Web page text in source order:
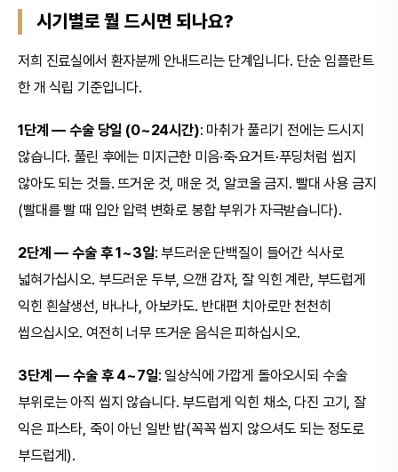
시기별로 뭘 드시면 되나요?
저희 진료실에서 환자분께 안내드리는 단계입니다. 단순 임플란트
한 개 식립 기준입니다.
1단계 — 수술 당일 (0~24시간): 마취가 풀리기 전에는 드시지
않습니다. 풀린 후에는 미지근한 미음·죽·요거트·푸딩처럼 씹지
않아도 되는 것들. 뜨거운 것, 매운 것, 알코올 금지. 빨대 사용 금지
(빨대를 빨 때 입안 압력 변화로 봉합 부위가 자극받습니다).
2단계 — 수술 후 1~3일: 부드러운 단백질이 들어간 식사로
넓혀가십시오. 부드러운 두부, 으깬 감자, 잘 익힌 계란, 부드럽게
익힌 흰살생선, 바나나, 아보카도. 반대편 치아로만 천천히
씹으십시오. 여전히 너무 뜨거운 음식은 피하십시오.
3단계 — 수술 후 4~7일: 일상식에 가깝게 돌아오시되 수술
부위로는 아직 씹지 않습니다. 부드럽게 익힌 채소, 다진 고기, 잘
익은 파스타, 죽이 아닌 일반 밥(꼭꼭 씹지 않으셔도 되는 정도로
부드럽게).